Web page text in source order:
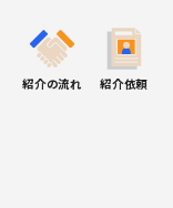
紹介の流れ 紹介依頼